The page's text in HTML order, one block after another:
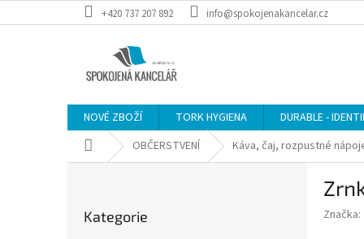
na
+420 737 207 892 info@spokojenakancelar.cz
NOVÉ ZBOŽÍ TORK HYGIENA DURABLE -
Domů OBČERSTVENÍ Káva, čaj, rozpustné
kategorie
Kategorie
Značka: